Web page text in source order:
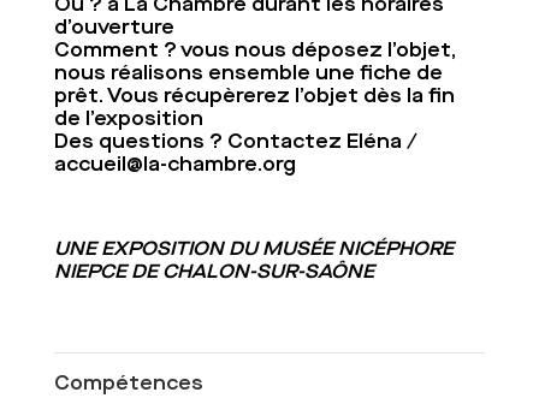
d’ouverture
Comment ?vous nous déposez l’objet,
nous réalisons ensemble une fiche de
prêt. Vous récupèrerez l’objet dès la fin
de l’exposition
Des questions ? Contactez Eléna /
accueil@la-chambre.org
UNE EXPOSITION DU MUSÉE NICÉPHORE
NIEPCE DE CHALON-SUR-SAÔNE
Compétences